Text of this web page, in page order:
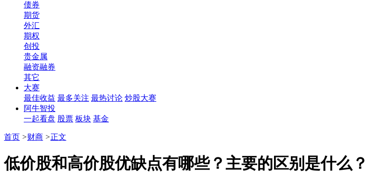
债券
期货
外汇
期权
创投
贵金属
融资融券
其它
大赛
最佳收益 最多关注 最热讨论 炒股大赛
阿牛智投
一起看盘 股票 板块 基金
首页 >财商 >正文
低价股和高价股优缺点有哪些？主要的区别是什么？